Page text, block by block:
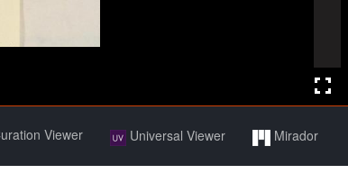
Viewer Universal Viewer Mirador